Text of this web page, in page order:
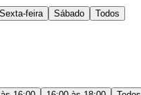
Sexta-feira Sábado Todos